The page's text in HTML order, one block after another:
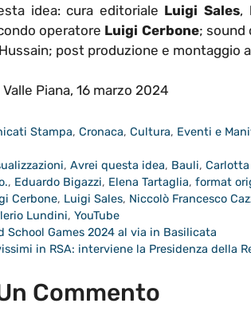
idea: cura editoriale Luigi Sales,
operatore Luigi Cerbone; sound
post produzione e montaggio
Piana, 16 marzo 2024
Stampa,Cronaca,Cultura, Eventi e
,Avrei questa idea, Bauli,
, Eduardo Bigazzi, Elena Tartaglia, format
Cerbone, Luigi Sales, Niccolò Francesco
Lundini, YouTube
School Games 2024 al via in Basilicata
in RSA: interviene la Presidenza della
Commento